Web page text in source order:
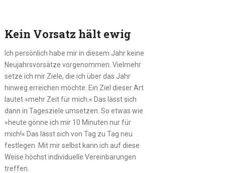
Kein Vorsatz hält ewig
Ich persönlich habe mir in diesem Jahr keine
Neujahrsvorsätze vorgenommen. Vielmehr
setze ich mir Ziele, die ich über das Jahr
hinweg erreichen möchte. Ein Ziel dieser Art
lautet »mehr Zeit für mich.« Das lässt sich
dann in Tagesziele umsetzen. So etwas wie
»heute gönne ich mir 10 Minuten nur für
mich!« Das lässt sich von Tag zu Tag neu
festlegen. Mit mir selbst kann ich auf diese
Weise höchst individuelle Vereinbarungen
treffen.